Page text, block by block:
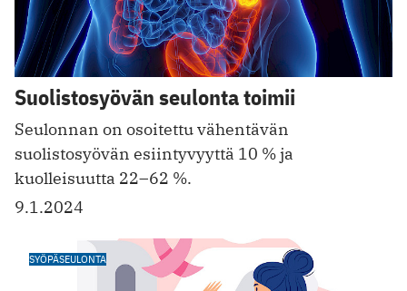
Suolistosyövän seulonta toimii
Seulonnan on osoitettu vähentävän
suolistosyövän esiintyvyyttä 10 % ja
kuolleisuutta 22–62 %.
9.1.2024
SYÖPÄSEULONTA